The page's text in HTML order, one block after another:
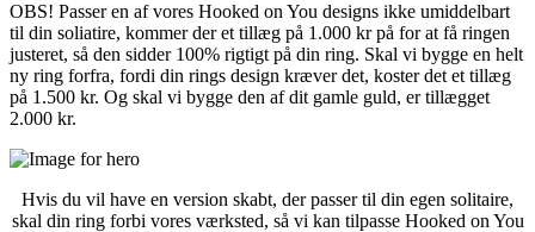
OBS! Passer en af vores Hooked on You designs ikke umiddelbart
til din soliatire, kommer der et tillæg på 1.000 kr på for at få ringen
justeret, så den sidder 100% rigtigt på din ring. Skal vi bygge en helt
ny ring forfra, fordi din rings design kræver det, koster det et tillæg
på 1.500 kr. Og skal vi bygge den af dit gamle guld, er tillægget
2.000 kr.
Hvis du vil have en version skabt, der passer til din egen solitaire,
skal din ring forbi vores værksted, så vi kan tilpasse Hooked on You